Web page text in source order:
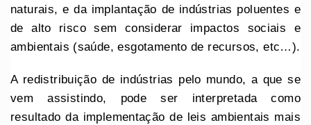
naturais, e da implantação de indústrias poluentes e
de alto risco sem considerar impactos sociais e
ambientais (saúde, esgotamento de recursos, etc…).
A redistribuição de indústrias pelo mundo, a que se
vem assistindo, pode ser interpretada como
resultado da implementação de leis ambientais mais